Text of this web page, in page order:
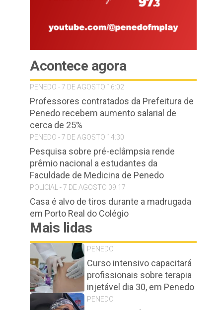
Acontece agora
PENEDO - 7 DE AGOSTO 16:02
Professores contratados da Prefeitura de
Penedo recebem aumento salarial de
cerca de 25%
PENEDO - 7 DE AGOSTO 14:30
Pesquisa sobre pré-eclâmpsia rende
prêmio nacional a estudantes da
Faculdade de Medicina de Penedo
POLICIAL - 7 DE AGOSTO 09:17
Casa é alvo de tiros durante a madrugada
em Porto Real do Colégio
Mais lidas
PENEDO
Curso intensivo capacitará
profissionais sobre terapia
injetável dia 30, em Penedo
PENEDO